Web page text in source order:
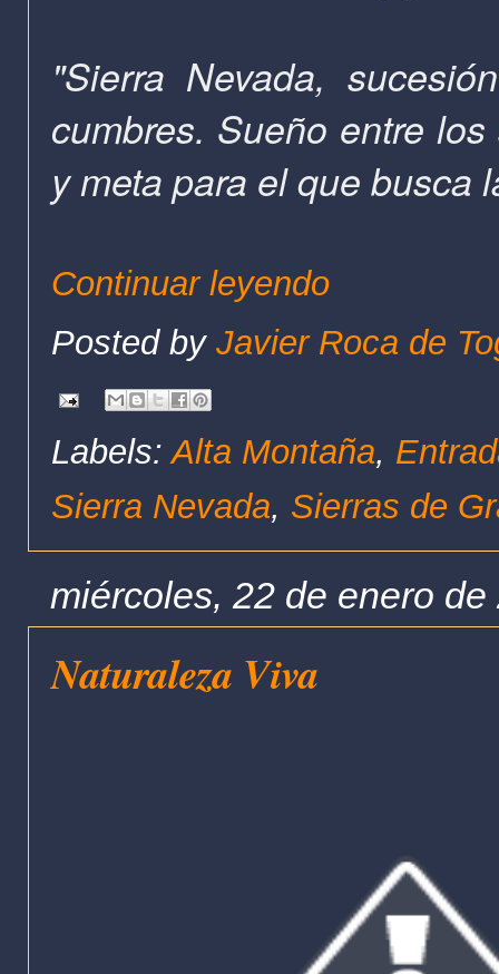
"Sierra Nevada,
cumbres. Sueño entre
y meta para el que busca
Continuar leyendo
Posted by Javier Roca de
Labels:Alta Montaña,
Sierra Nevada, Sierras de
miércoles, 22 de enero de
Naturaleza Viva